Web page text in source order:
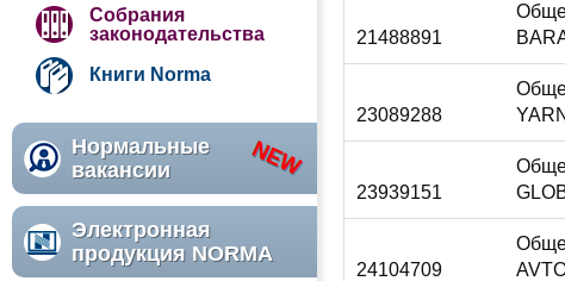
Собрания
законодательства
Книги Norma
Нормальные
вакансии
Электронная
продукция NORMA
21488891
23089288
23939151
24104709